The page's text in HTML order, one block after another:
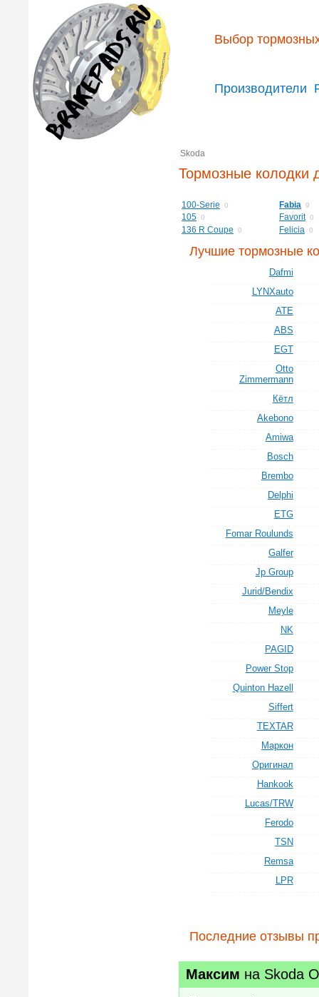
Выбор
Производители
Skoda
Тормозные колодки
100-Serie 0
105 0
136 R Coupe 0
Fabia 9
Favorit 0
Felicia 0
Лучшие тормозные
Dafmi
LYNXauto
ATE
ABS
EGT
Otto
Zimmermann
Кётл
Akebono
Amiwa
Bosch
Brembo
Delphi
ETG
Fomar Roulunds
Galfer
Jp Group
Jurid/Bendix
Meyle
NK
PAGID
Power Stop
Quinton Hazell
Siffert
TEXTAR
Маркон
Оригинал
Hankook
Lucas/TRW
Ferodo
TSN
Remsa
LPR
Последние отзывы
Максим на Skoda